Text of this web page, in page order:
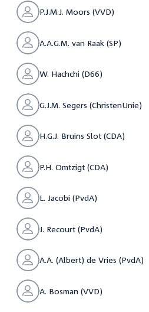
P.J.M.J. Moors (VVD)
A.A.G.M. van Raak (SP)
W. Hachchi (D66)
G.J.M. Segers (ChristenUnie)
H.G.J. Bruins Slot (CDA)
P.H. Omtzigt (CDA)
L. Jacobi (PvdA)
J. Recourt (PvdA)
A.A. (Albert) de Vries (PvdA)
A. Bosman (VVD)